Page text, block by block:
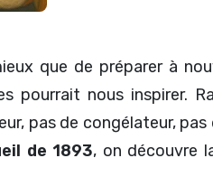
que de préparer à
pourrait nous inspirer.
pas de congélateur,
de 1893, on découvre